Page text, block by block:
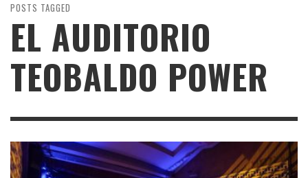
POSTS TAGGED
EL AUDITORIO
TEOBALDO POWER